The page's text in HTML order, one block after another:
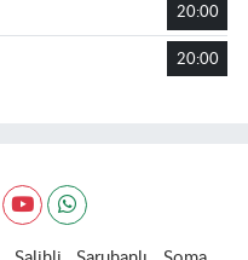
20:00
20:00